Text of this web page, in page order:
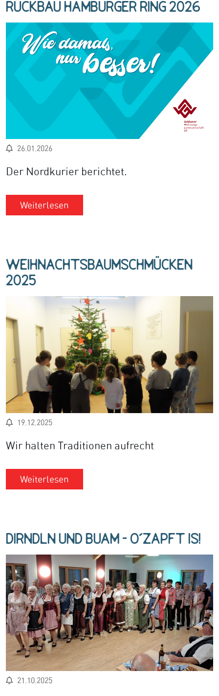
Rückbau Hamburger Ring 2026
26.01.2026
Der Nordkurier berichtet.
Weiterlesen
Weihnachtsbaumschmücken
2025
19.12.2025
Wir halten Traditionen aufrecht
Weiterlesen
Dirndln und Buam - o´zapft is!
21.10.2025